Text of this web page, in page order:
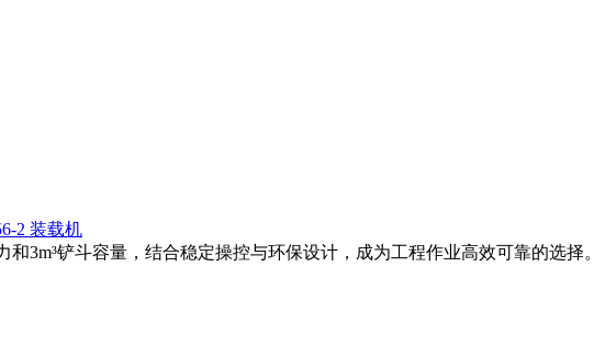
2 装载机
和3m³铲斗容量，结合稳定操控与环保设计，成为工程作业高效可靠的选择。